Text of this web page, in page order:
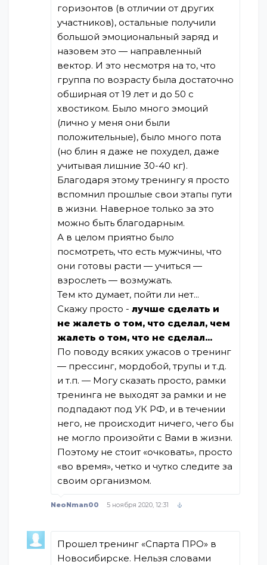
горизонтов (в отличии от других
участников), остальные получили
большой эмоциональный заряд и
назовем это — направленный
вектор. И это несмотря на то, что
группа по возрасту была достаточно
обширная от 19 лет и до 50 с
хвостиком. Было много эмоций
(лично у меня они были
положительные), было много пота
(но блин я даже не похудел, даже
учитывая лишние 30-40 кг).
Благодаря этому тренингу я просто
вспомнил прошлые свои этапы пути
в жизни. Наверное только за это
можно быть благодарным.
А в целом приятно было
посмотреть, что есть мужчины, что
они готовы расти — учиться —
взрослеть — возмужать.
Тем кто думает, пойти ли нет...
Скажу просто - лучше сделать и
не жалеть о том, что сделал, чем
жалеть о том, что не сделал...
По поводу всяких ужасов о тренинг
— прессинг, мордобой, трупы и т.д.
и т.п. — Могу сказать просто, рамки
тренинга не выходят за рамки и не
подпадают под УК РФ, и в течении
него, не происходит ничего, чего бы
не могло произойти с Вами в жизни.
Поэтому не стоит «очковать», просто
«во время», четко и чутко следите за
своим организмом.
NeoNman00 5 ноября 2020, 12:31
Прошел тренинг «Спарта ПРО» в
Новосибирске. Нельзя словами